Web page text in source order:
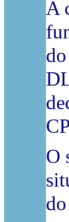
A
O